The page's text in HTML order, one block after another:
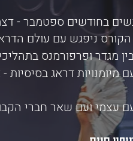
ניפגש עם עולם הדראג
מגדר ופרפורמנס
מיומנויות דראג בסיסיות -
עצמי ועם שאר חברי